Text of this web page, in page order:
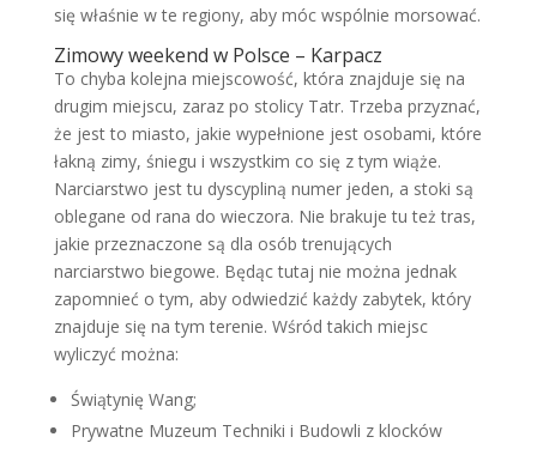
się właśnie w te regiony, aby móc wspólnie morsować.
Zimowy weekend w Polsce – Karpacz
To chyba kolejna miejscowość, która znajduje się na
drugim miejscu, zaraz po stolicy Tatr. Trzeba przyznać,
że jest to miasto, jakie wypełnione jest osobami, które
łakną zimy, śniegu i wszystkim co się z tym wiąże.
Narciarstwo jest tu dyscypliną numer jeden, a stoki są
oblegane od rana do wieczora. Nie brakuje tu też tras,
jakie przeznaczone są dla osób trenujących
narciarstwo biegowe. Będąc tutaj nie można jednak
zapomnieć o tym, aby odwiedzić każdy zabytek, który
znajduje się na tym terenie. Wśród takich miejsc
wyliczyć można:
Świątynię Wang;
Prywatne Muzeum Techniki i Budowli z klocków